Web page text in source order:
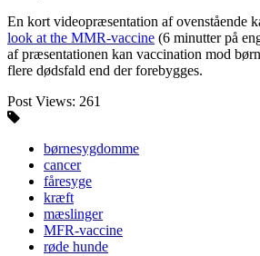
En kort videopræsentation af ovenstående
look at the MMR-vaccine (6 minutter på
af præsentationen kan vaccination mod
flere dødsfald end der forebygges.
Post Views: 261
børnesygdomme
cancer
fåresyge
kræft
mæslinger
MFR-vaccine
røde hunde